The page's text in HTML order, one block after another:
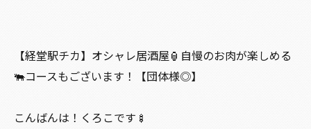
【経堂駅チカ】オシャレ居酒屋🏮自慢のお肉が楽しめる
🐃コースもございます！【団体様◎】
こんばんは！くろこです🍢